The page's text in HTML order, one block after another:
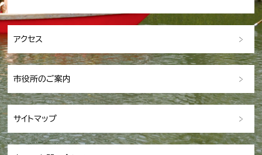
アクセス
市役所のご案内
サイトマップ